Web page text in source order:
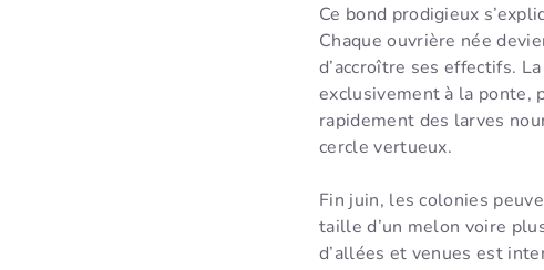
Ce bond prodigieux
Chaque ouvrière née
d’accroître ses effectifs.
exclusivement à la ponte,
rapidement des larves
cercle vertueux.
Fin juin, les colonies
taille d’un melon voire
d’allées et venues est